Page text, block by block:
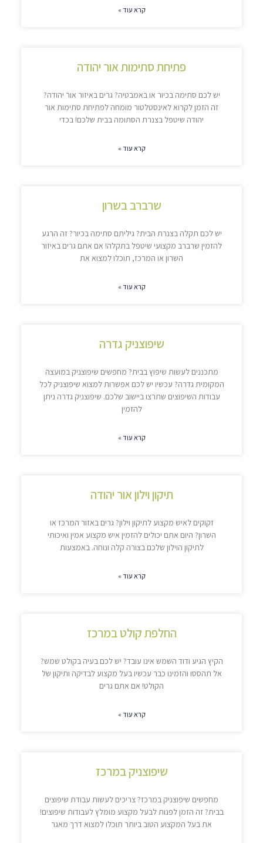
קרא עוד »
פתיחת סתימות אור יהודה
יש לכם סתימה בכיור או באמבטיה? גרים באיזור אור יהודה?
זה הזמן לקרוא לאינסטלטור מומחה לפתיחת סתימות אור
יהודה שיטפל בצנרת הסתומה בבית שלכם! בכדי
קרא עוד »
שרברב בשרון
יש לכם תקלה בצנרת הבית? גיליתם סתימה בכיור? זה הרגע
להזמין שרברב מקצועי שיטפל בתקלה! אם אתם גרים באיזור
השרון או המרכז, תוכלו למצוא את
קרא עוד »
שיפוצניק גדרה
מתכננים לעשות שיפוץ בבית? מחפשים שיפוצניק במועצה
המקומית גדרה? עכשיו יש לכם אפשרות למצוא שיפוצניק לכל
עבודות השיפוצים שתרצו ביישוב שלכם. שיפוצניק גדרה ניתן
להזמין
קרא עוד »
תיקון וילון אור יהודה
זקוקים לאיש מקצוע לתיקון וילון? גרים באזור המרכז או
השרון? היום אתם יכולים להזמין איש מקצוע אמין ואיכותי
לתיקון הוילון שלכם בצורה קלה ונוחה. באמצעות
קרא עוד »
החלפת קולט במרכז
הקיץ הגיע ודוד השמש אינו עובד? יש לכם בעיה בקולט שמש?
אל תהססו והזמינו כבר עכשיו בעל מקצוע לבדיקה ותיקון של
הקולט! אם אתם גרים
קרא עוד »
שיפוצניק במרכז
מחפשים שיפוצניק במרכז? צריכים לעשות עבודת שיפוצים
בבית? זה הזמן לפנות לבעל מקצוע מומלץ לעבודות שיפוצים!
את בעל המקצוע הטוב ביותר תוכלו למצוא דרך מאגר